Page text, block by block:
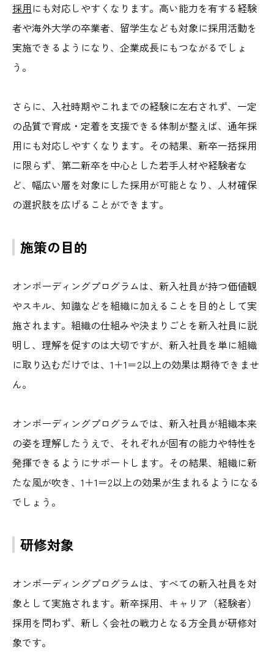
採用 にも対応しやすくなります。高い能力を有する経験
者や海外大学の卒業者、留学生なども対象に採用活動を
実施できるようになり、企業成長にもつながるでしょ
う。
さらに、入社時期やこれまでの経験に左右されず、一定
の品質で育成・定着を支援できる体制が整えば、通年採
用にも対応しやすくなります。その結果、新卒一括採用
に限らず、第二新卒を中心とした若手人材や経験者な
ど、幅広い層を対象にした採用が可能となり、人材確保
の選択肢を広げることができます。
施策の目的
オンボーディングプログラムは、新入社員が持つ価値観
やスキル、知識などを組織に加えることを目的として実
施されます。組織の仕組みや決まりごとを新入社員に説
明し、理解を促すのは大切ですが、新入社員を単に組織
に取り込むだけでは、1＋1＝2以上の効果は期待できませ
ん。
オンボーディングプログラムでは、新入社員が組織本来
の姿を理解したうえで、それぞれが固有の能力や特性を
発揮できるようにサポートします。その結果、組織に新
たな風が吹き、1＋1＝2以上の効果が生まれるようになる
でしょう。
研修対象
オンボーディングプログラムは、すべての新入社員を対
象として実施されます。新卒採用、キャリア（経験者）
採用を問わず、新しく会社の戦力となる方全員が研修対
象です。